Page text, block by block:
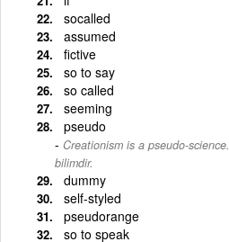
socalled
assumed
fictive
so to say
so called
seeming
pseudo
Creationism is a pseudo-science.
bilimdir.
dummy
self-styled
pseudorange
so to speak